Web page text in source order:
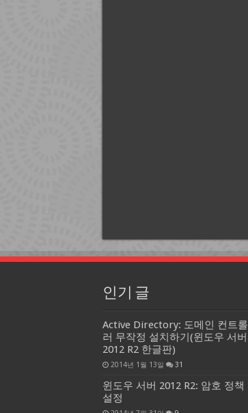
인기 글
Active Directory: 도메인 컨트롤
러 무작정 설치하기(윈도우 서버
2012 R2 한글판)
2014년 1월 13일 31
윈도우 서버 2012 R2: 암호 정책
설정